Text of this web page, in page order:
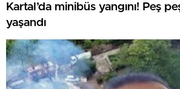
Kartal’da minibüs yangını! Peş
yaşandı